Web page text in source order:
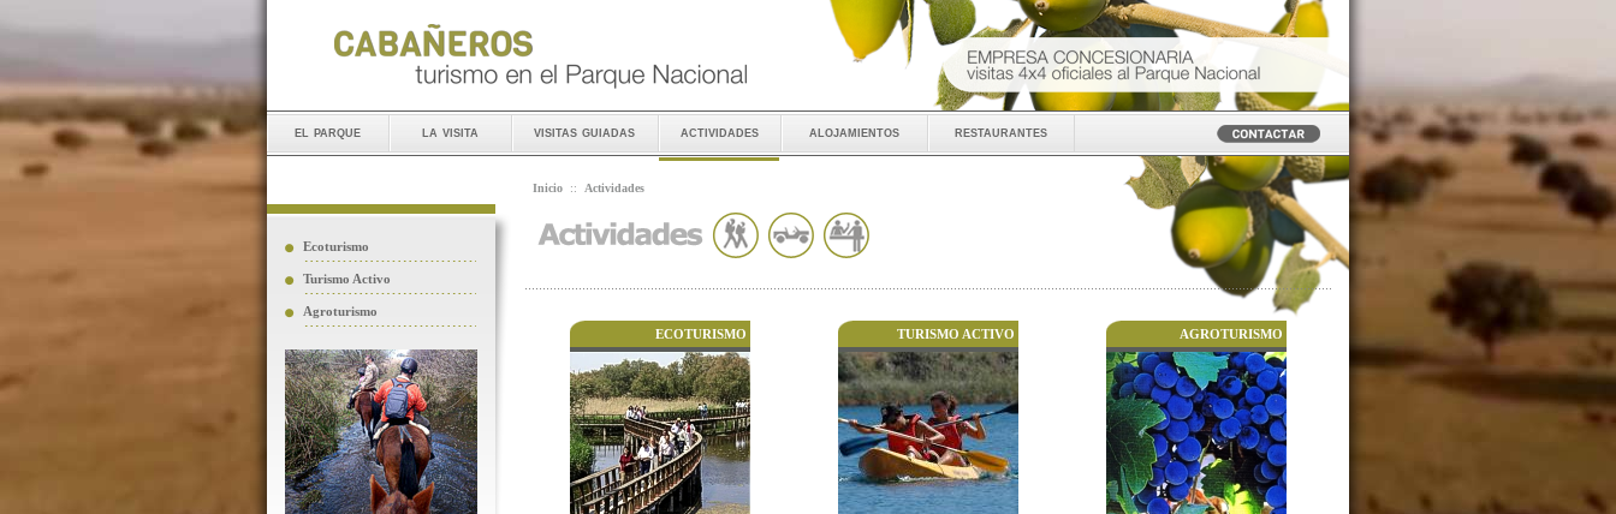
el parque la visita visitas guiadas actividades alojamientos restaurantes
Ecoturismo
Turismo Activo
Agroturismo
Inicio :: Actividades
ECOTURISMO TURISMO ACTIVO AGROTURISMO